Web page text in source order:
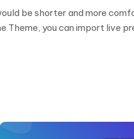
be shorter and more
you can import live